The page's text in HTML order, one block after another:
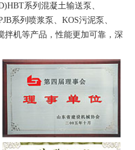
系列混凝土输送泵、
系列喷浆泵、KOS污泥泵、
拌机等产品，性能更加可靠，深